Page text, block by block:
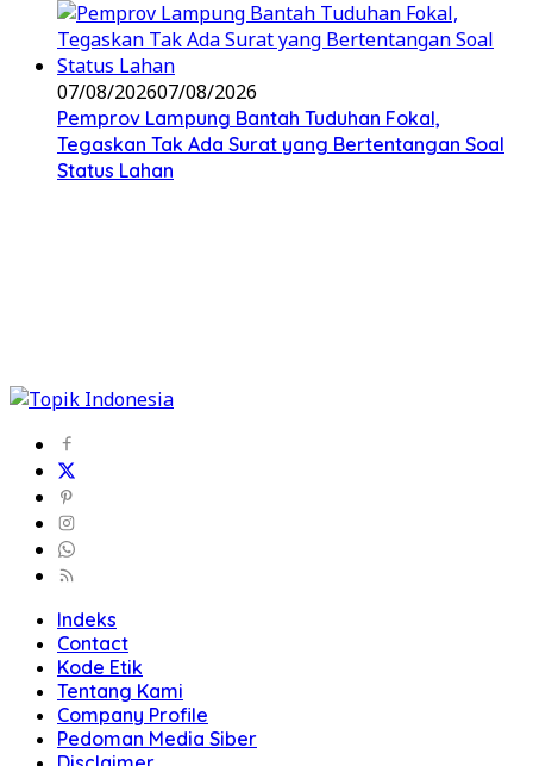
07/08/202607/08/2026
Pemprov Lampung Bantah Tuduhan Fokal,
Tegaskan Tak Ada Surat yang Bertentangan Soal
Status Lahan
Indeks
Contact
Kode Etik
Tentang Kami
Company Profile
Pedoman Media Siber